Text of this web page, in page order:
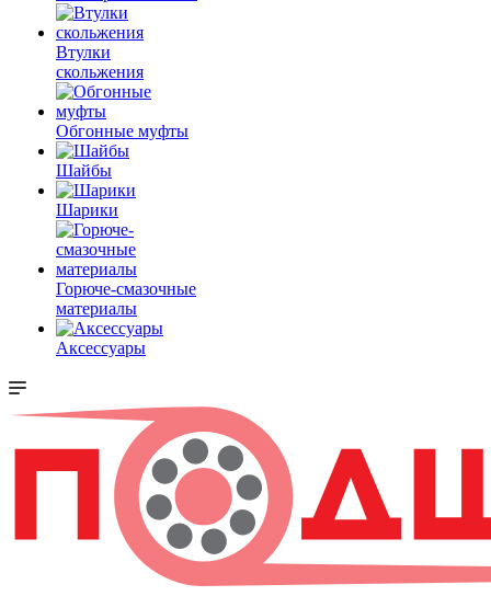
Втулки
скольжения
Обгонные муфты
Шайбы
Шарики
Горюче-смазочные
материалы
Аксессуары